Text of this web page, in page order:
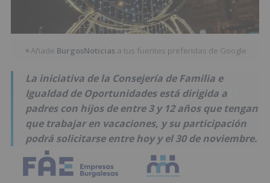
★Añade BurgosNoticias a tus fuentes preferidas de Google
La iniciativa de la Consejería de Familia e
Igualdad de Oportunidades está dirigida a
padres con hijos de entre 3 y 12 años que tengan
que trabajar en vacaciones, y su participación
podrá solicitarse entre hoy y el 30 de noviembre.